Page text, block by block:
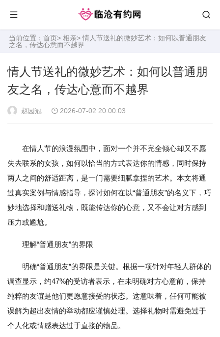
当前位置： 首页> 相亲> 情人节送礼的微妙艺术：如何以普通朋友
之名，传达心意而不越界
情人节送礼的微妙艺术：如何以普通朋
友之名，传达心意而不越界
赵园冠 2026-07-02 20:00:03
在情人节的浪漫氛围中，面对一个并不完全倾心却又不愿
失去联系的女孩，如何以恰当的方式表达你的情感，同时保持
两人之间的舒适距离，是一门需要细腻拿捏的艺术。本文将通
过真实案例与情感指导，探讨如何在以“普通朋友”的名义下，巧
妙地选择和赠送礼物，既能传达你的心意，又不会让对方感到
压力或尴尬。
理解“普通朋友”的界限
明确“普通朋友”的界限是关键。根据一项针对年轻人群体的
调查显示，约47%的受访者表示，在未明确对方心意前，保持
纯粹的友谊是他们更愿意接受的状态。这意味着，任何可能被
误解为超出友情的举动都应谨慎处理。选择礼物时需避免过于
个人化或情感表达过于直接的物品。